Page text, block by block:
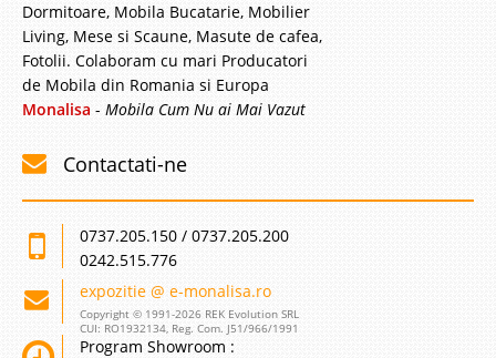
Dormitoare, Mobila Bucatarie, Mobilier
Living, Mese si Scaune, Masute de cafea,
Fotolii. Colaboram cu mari Producatori
de Mobila din Romania si Europa
Monalisa - Mobila Cum Nu ai Mai Vazut
Contactati-ne
0737.205.150 / 0737.205.200
0242.515.776
expozitie @ e-monalisa.ro
Copyright © 1991-2026 REK Evolution SRL
CUI: RO1932134, Reg. Com. J51/966/1991
Program Showroom :